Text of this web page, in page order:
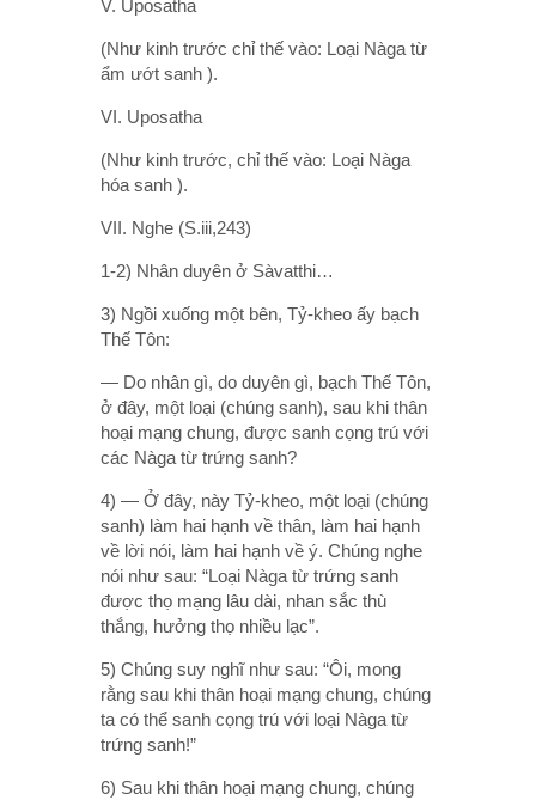
V. Uposatha
(Như kinh trước chỉ thế vào: Loại Nàga từ
ẩm ướt sanh ).
VI. Uposatha
(Như kinh trước, chỉ thế vào: Loại Nàga
hóa sanh ).
VII. Nghe (S.iii,243)
1-2) Nhân duyên ở Sàvatthi…
3) Ngồi xuống một bên, Tỷ-kheo ấy bạch
Thế Tôn:
— Do nhân gì, do duyên gì, bạch Thế Tôn,
ở đây, một loại (chúng sanh), sau khi thân
hoại mạng chung, được sanh cọng trú với
các Nàga từ trứng sanh?
4) — Ở đây, này Tỷ-kheo, một loại (chúng
sanh) làm hai hạnh về thân, làm hai hạnh
về lời nói, làm hai hạnh về ý. Chúng nghe
nói như sau: “Loại Nàga từ trứng sanh
được thọ mạng lâu dài, nhan sắc thù
thắng, hưởng thọ nhiều lạc”.
5) Chúng suy nghĩ như sau: “Ôi, mong
rằng sau khi thân hoại mạng chung, chúng
ta có thể sanh cọng trú với loại Nàga từ
trứng sanh!”
6) Sau khi thân hoại mạng chung, chúng